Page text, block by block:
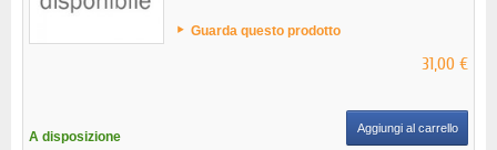
Guarda questo prodotto
31,00 €
A disposizione
Aggiungi al carrello